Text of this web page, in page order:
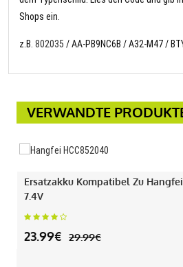
Shops ein.
z.B. 802035 / AA-PB9NC6B / A32-M47 /
VERWANDTE
Ersatzakku Kompatibel Zu
7.4V
23.99€ 29.99€